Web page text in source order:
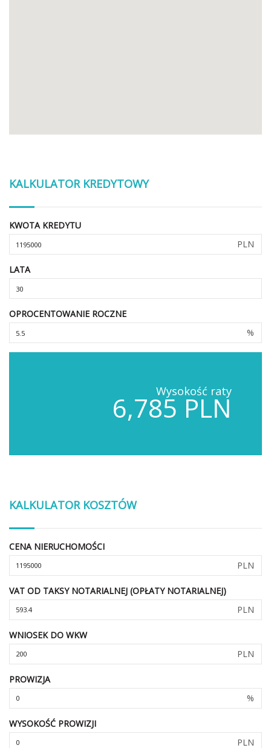
KALKULATOR KREDYTOWY
KWOTA KREDYTU
PLN
LATA
OPROCENTOWANIE ROCZNE
%
Wysokość raty
6,785 PLN
KALKULATOR KOSZTÓW
CENA NIERUCHOMOŚCI
PLN
VAT OD TAKSY NOTARIALNEJ (OPŁATY NOTARIALNEJ)
PLN
WNIOSEK DO WKW
PLN
PROWIZJA
%
WYSOKOŚĆ PROWIZJI
PLN